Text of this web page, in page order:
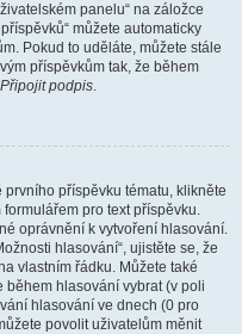
panelu“ na záložce
můžete automaticky
Pokud to uděláte, můžete stále
příspěvkům tak, že během
Připojit podpis.
příspěvku tématu, klikněte
pro text příspěvku.
oprávnění k vytvoření hlasování.
hlasování“, ujistěte se, že
vlastním řádku. Můžete také
během hlasování vybrat (v poli
hlasování ve dnech (0 pro
povolit uživatelům měnit